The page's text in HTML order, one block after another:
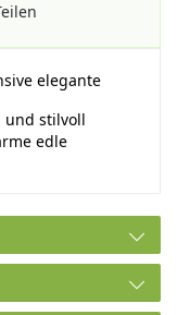
elegante
und stilvoll
edle